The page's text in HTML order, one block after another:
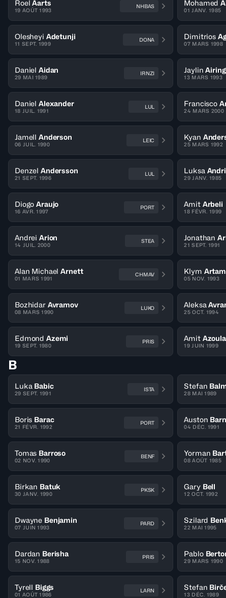
Roel Aarts
19 AOÛT 1993
NHBAS Mohamed
01 JANV. 1985
Olesheyi Adetunji
11 SEPT. 1999
DONA Dimitrios
07 MARS 1998
Daniel Aidan
29 MAI 1989
IRNZI Jaylin
13 MARS 1993
Daniel Alexander
18 JUIL. 1991
LUL Francisco
24 MARS 2000
Jamell Anderson
06 JUIL. 1990
LEIC Kyan
25 MARS 1992
Denzel Andersson
21 SEPT. 1996
LUL Luksa
29 JANV. 1985
Diogo Araujo
16 AVR. 1997
PORT Amit Arbeli
18 FÉVR. 1999
Andrei Arion
14 JUIL. 2000
STEA Jonathan
21 SEPT. 1991
Alan Michael Arnett
01 MARS 1991
CHMAV Klym
05 NOV. 1993
Bozhidar Avramov
08 MARS 1990
LUKO Aleksa
25 OCT. 1994
Edmond Azemi
19 SEPT. 1980
PRIS Amit
19 JUIN 1999
B
Luka Babic
29 SEPT. 1991
ISTA Stefan
28 MAI 1989
Boris Barac
21 FÉVR. 1992
PORT Auston
04 DÉC. 1991
Tomas Barroso
02 NOV. 1990
BENF Yorman
08 AOÛT 1985
Birkan Batuk
30 JANV. 1990
PKSK Gary Bell
12 OCT. 1992
Dwayne Benjamin
07 JUIN 1993
PARD Szilard
22 MAI 1995
Dardan Berisha
15 NOV. 1988
PRIS Pablo
29 MARS 1990
Tyrell Biggs
01 AOÛT 1986
LARN Stefan
13 DÉC. 1989